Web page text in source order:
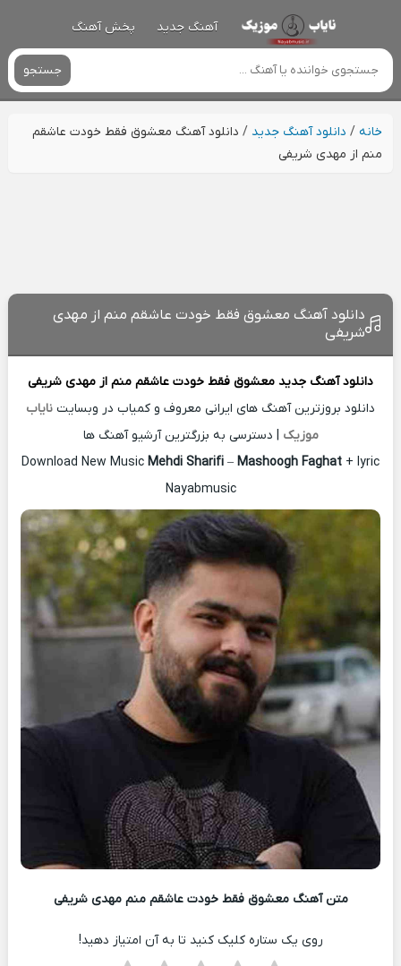
آهنگ جدید پخش آهنگ
جستجو
خانه/ دانلود آهنگ جدید / دانلود آهنگ معشوق فقط خودت عاشقم
منم از مهدی شریفی
دانلود آهنگ معشوق فقط خودت عاشقم منم از مهدی
شریفی
دانلود آهنگ جدید معشوق فقط خودت عاشقم منم از مهدی شریفی
دانلود بروزترین آهنگ های ایرانی معروف و کمیاب در وبسایت نایاب
موزیک | دسترسی به بزرگترین آرشیو آهنگ ها
Download New Music Mehdi Sharifi – Mashoogh Faghat + lyric
Nayabmusic
متن آهنگ معشوق فقط خودت عاشقم منم مهدی شریفی
روی یک ستاره کلیک کنید تا به آن امتیاز دهید!